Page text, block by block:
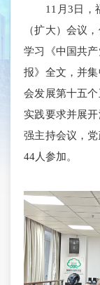
11月3日，福
（扩大）会议
学习《中国共
报》全文，并
会发展第十五
实践要求并展
强主持会议，
44人参加。